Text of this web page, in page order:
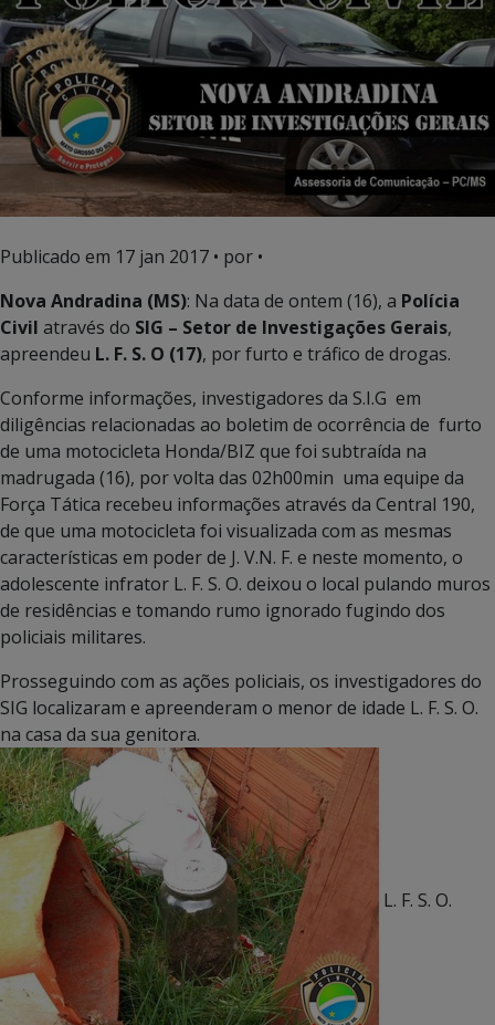
Publicado em 17 jan 2017 • por •
Nova Andradina (MS): Na data de ontem (16), a Polícia
Civil através do SIG – Setor de Investigações Gerais,
apreendeu L. F. S. O (17), por furto e tráfico de drogas.
Conforme informações, investigadores da S.I.G em
diligências relacionadas ao boletim de ocorrência de furto
de uma motocicleta Honda/BIZ que foi subtraída na
madrugada (16), por volta das 02h00min uma equipe da
Força Tática recebeu informações através da Central 190,
de que uma motocicleta foi visualizada com as mesmas
características em poder de J. V.N. F. e neste momento, o
adolescente infrator L. F. S. O. deixou o local pulando muros
de residências e tomando rumo ignorado fugindo dos
policiais militares.
Prosseguindo com as ações policiais, os investigadores do
SIG localizaram e apreenderam o menor de idade L. F. S. O.
na casa da sua genitora.
L. F. S. O.